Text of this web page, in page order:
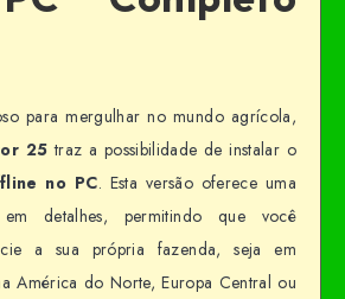
para mergulhar no mundo agrícola,
25 traz a possibilidade de instalar o
no PC. Esta versão oferece uma
detalhes, permitindo que você
a sua própria fazenda, seja em
América do Norte, Europa Central ou